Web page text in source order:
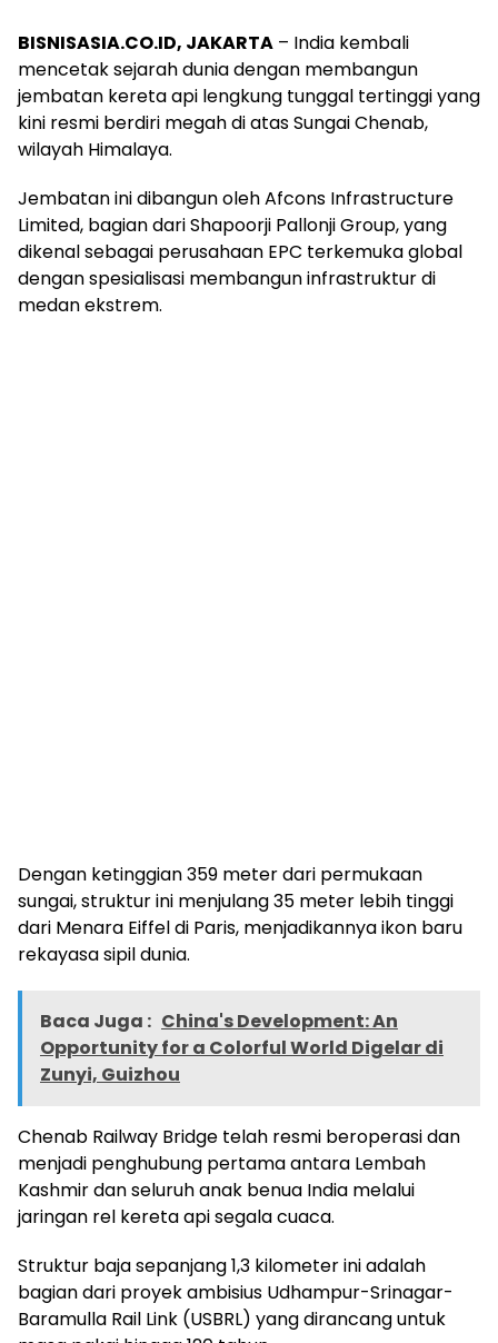
BISNISASIA.CO.ID, JAKARTA – India kembali
mencetak sejarah dunia dengan membangun
jembatan kereta api lengkung tunggal tertinggi yang
kini resmi berdiri megah di atas Sungai Chenab,
wilayah Himalaya.
Jembatan ini dibangun oleh Afcons Infrastructure
Limited, bagian dari Shapoorji Pallonji Group, yang
dikenal sebagai perusahaan EPC terkemuka global
dengan spesialisasi membangun infrastruktur di
medan ekstrem.
Dengan ketinggian 359 meter dari permukaan
sungai, struktur ini menjulang 35 meter lebih tinggi
dari Menara Eiffel di Paris, menjadikannya ikon baru
rekayasa sipil dunia.
Baca Juga : China's Development: An
Opportunity for a Colorful World Digelar di
Zunyi, Guizhou
Chenab Railway Bridge telah resmi beroperasi dan
menjadi penghubung pertama antara Lembah
Kashmir dan seluruh anak benua India melalui
jaringan rel kereta api segala cuaca.
Struktur baja sepanjang 1,3 kilometer ini adalah
bagian dari proyek ambisius Udhampur-Srinagar-
Baramulla Rail Link (USBRL) yang dirancang untuk